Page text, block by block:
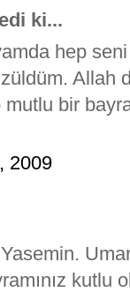
ki...
hep
mutlu bir
2009
kutlu